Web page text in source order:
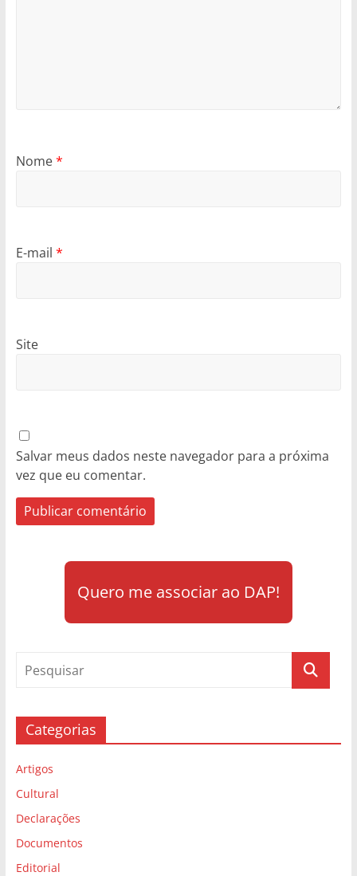
Nome*
E-mail *
Site
Salvar meus dados neste navegador para a próxima
vez que eu comentar.
Quero me associar ao DAP!
Categorias
Artigos
Cultural
Declarações
Documentos
Editorial